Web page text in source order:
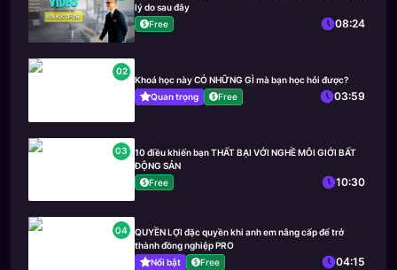
lý do sau đây
Free
08:24
02
Khoá học này CÓ NHỮNG GÌ mà bạn học hỏi được?
Quan trọng
Free 03:59
03
10 điều khiến bạn THẤT BẠI VỚI NGHỀ MÔI GIỚI BẤT
ĐỘNG SẢN
Free
10:30
04
QUYỀN LỢI đặc quyền khi anh em nâng cấp để trở
thành đồng nghiệp PRO
Nổi bật
Free 04:15